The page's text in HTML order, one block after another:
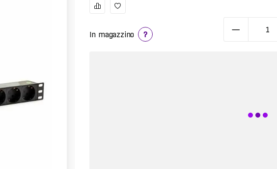
In magazzino ?